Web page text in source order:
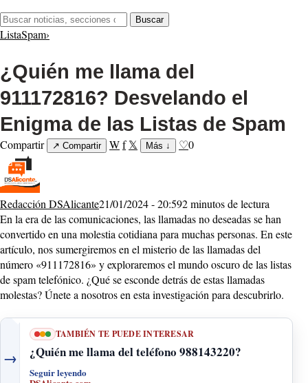
Buscar:
Buscar
ListaSpam›
¿Quién me llama del
911172816? Desvelando el
Enigma de las Listas de Spam
Compartir ↗ Compartir Wf 𝕏 Más ↓ ♡0
Redacción DSAlicante21/01/2024 - 20:592 minutos de lectura
En la era de las comunicaciones, las llamadas no deseadas se han
convertido en una molestia cotidiana para muchas personas. En este
artículo, nos sumergiremos en el misterio de las llamadas del
número «911172816» y exploraremos el mundo oscuro de las listas
de spam telefónico. ¿Qué se esconde detrás de estas llamadas
molestas? Únete a nosotros en esta investigación para descubrirlo.
→
TAMBIÉN TE PUEDE INTERESAR
¿Quién me llama del teléfono 988143220?
Seguir leyendo